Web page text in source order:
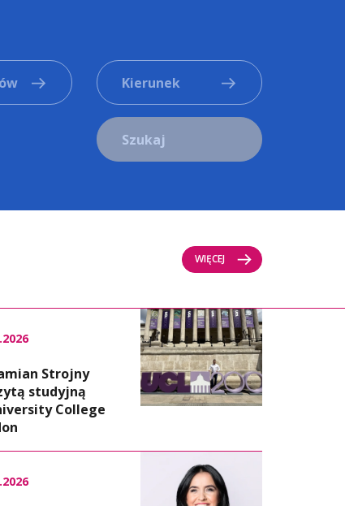
Kierunek
Szukaj
WIĘCEJ
Strojny
studyjną
College